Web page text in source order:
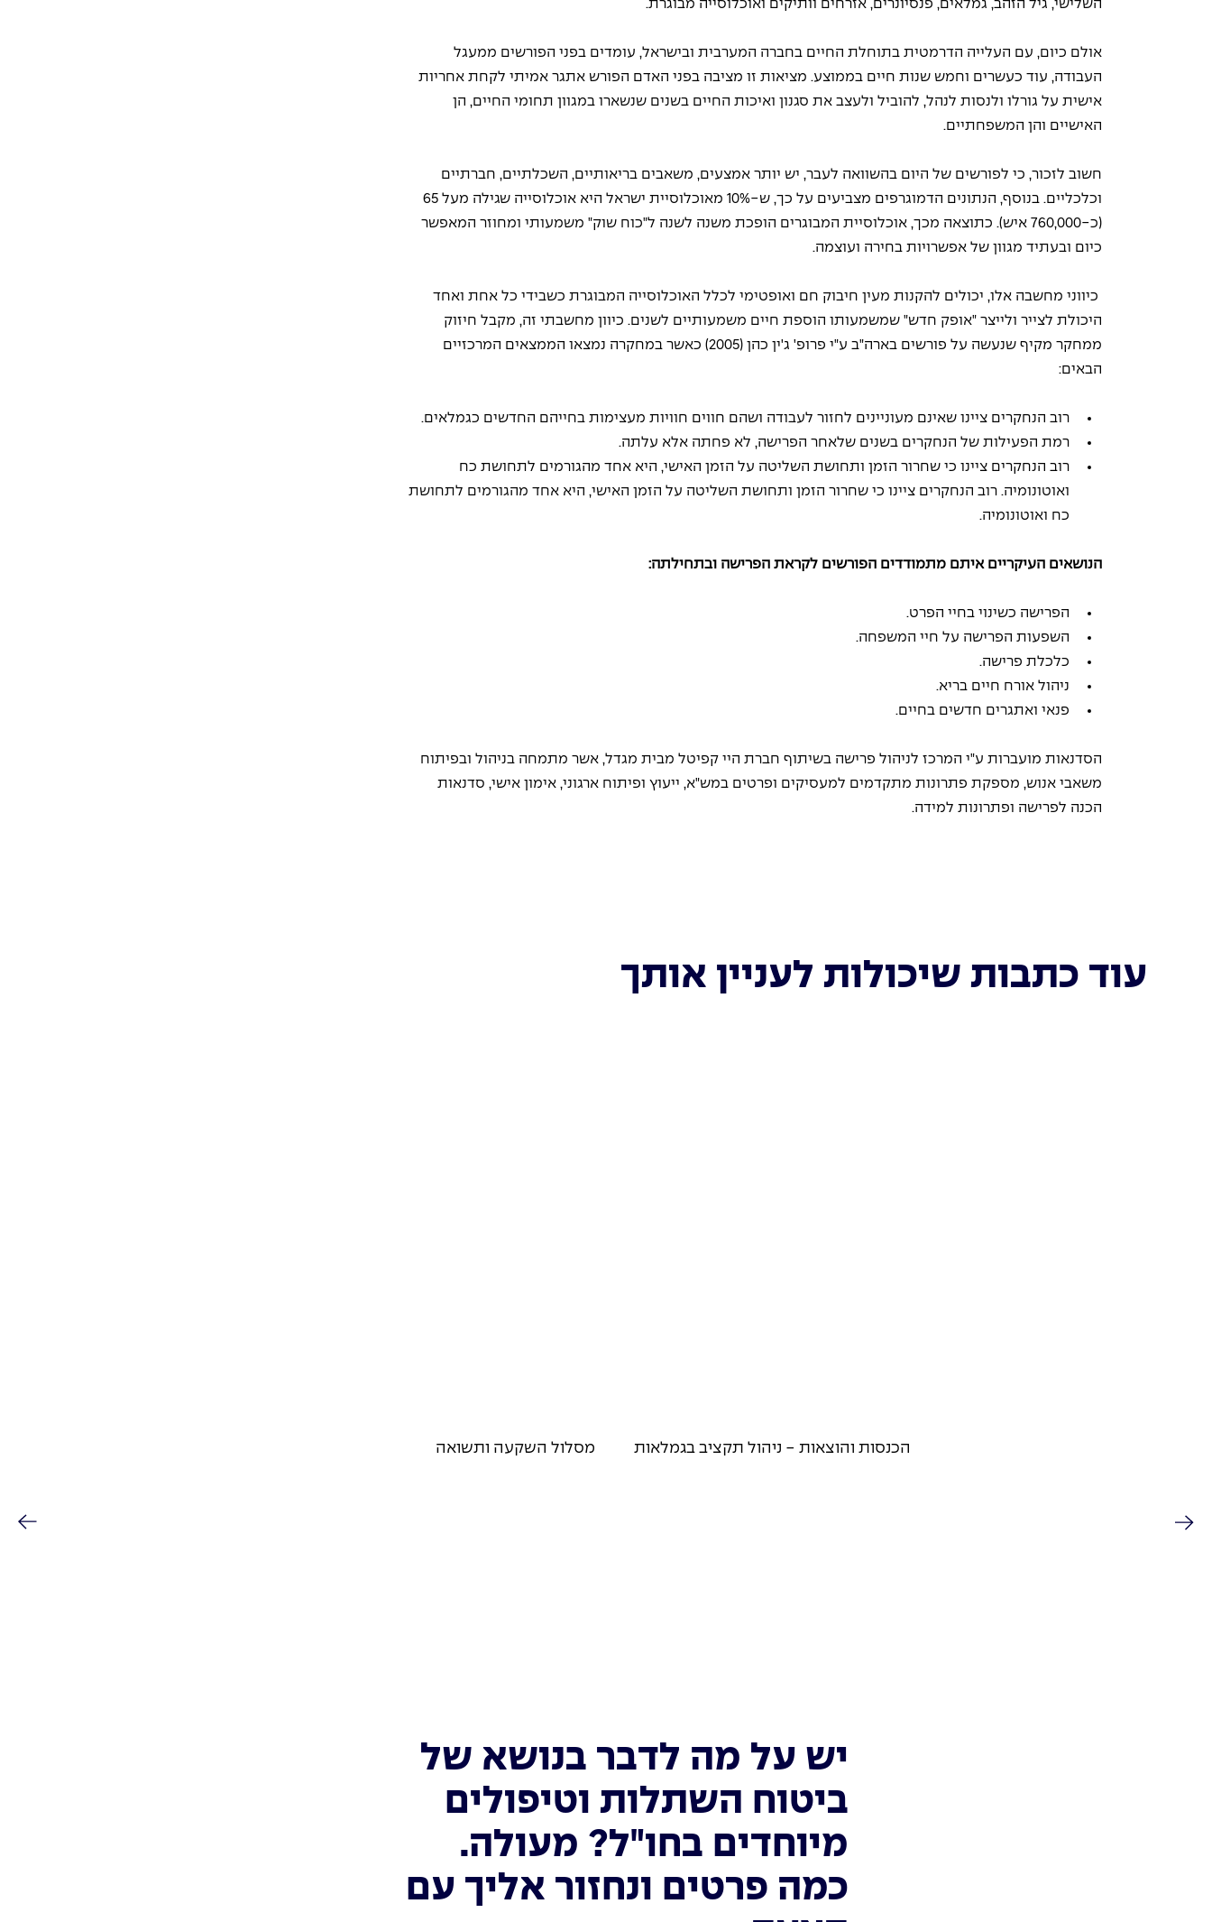
השלישי, גיל הזהב, גמלאים, פנסיונרים, אזרחים וותיקים ואוכלוסייה מבוגרת.
אולם כיום, עם העלייה הדרמטית בתוחלת החיים בחברה המערבית ובישראל, עומדים בפני הפורשים ממעגל
העבודה, עוד כעשרים וחמש שנות חיים בממוצע. מציאות זו מציבה בפני האדם הפורש אתגר אמיתי לקחת אחריות
אישית על גורלו ולנסות לנהל, להוביל ולעצב את סגנון ואיכות החיים בשנים שנשארו במגוון תחומי החיים, הן
האישיים והן המשפחתיים.
חשוב לזכור, כי לפורשים של היום בהשוואה לעבר, יש יותר אמצעים, משאבים בריאותיים, השכלתיים, חברתיים
(כ-760,000 איש). כתוצאה מכך, אוכלוסיית המבוגרים הופכת משנה לשנה ל"כוח שוק" משמעותי ומחוזר המאפשר
כיום ובעתיד מגוון של אפשרויות בחירה ועוצמה.
כיווני מחשבה אלו, יכולים להקנות מעין חיבוק חם ואופטימי לכלל האוכלוסייה המבוגרת כשבידי כל אחת ואחד
היכולת לצייר ולייצר "אופק חדש" שמשמעותו הוספת חיים משמעותיים לשנים. כיוון מחשבתי זה, מקבל חיזוק
ממחקר מקיף שנעשה על פורשים בארה"ב ע"י פרופ' ג'ין כהן (2005) כאשר במחקרה נמצאו הממצאים המרכזיים
הבאים:
רוב הנחקרים ציינו שאינם מעוניינים לחזור לעבודה ושהם חווים חוויות מעצימות בחייהם החדשים כגמלאים.
רמת הפעילות של הנחקרים בשנים שלאחר הפרישה, לא פחתה אלא עלתה.
רוב הנחקרים ציינו כי שחרור הזמן ותחושת השליטה על הזמן האישי, היא אחד מהגורמים לתחושת כח
ואוטונומיה. רוב הנחקרים ציינו כי שחרור הזמן ותחושת השליטה על הזמן האישי, היא אחד מהגורמים לתחושת
כח ואוטונומיה.
הנושאים העיקריים איתם מתמודדים הפורשים לקראת הפרישה ובתחילתה:
הפרישה כשינוי בחיי הפרט.
השפעות הפרישה על חיי המשפחה.
כלכלת פרישה.
ניהול אורח חיים בריא.
פנאי ואתגרים חדשים בחיים.
הסדנאות מועברות ע"י המרכז לניהול פרישה בשיתוף חברת היי קפיטל מבית מגדל, אשר מתמחה בניהול ובפיתוח
משאבי אנוש, מספקת פתרונות מתקדמים למעסיקים ופרטים במש"א, ייעוץ ופיתוח ארגוני, אימון אישי, סדנאות
הכנה לפרישה ופתרונות למידה.
עוד כתבות שיכולות לעניין אותך
הכנסות והוצאות - ניהול תקציב בגמלאות מסלול השקעה ותשואה
יש על מה לדבר בנושא של
ביטוח השתלות וטיפולים
מיוחדים בחו"ל? מעולה.
כמה פרטים ונחזור אליך עם